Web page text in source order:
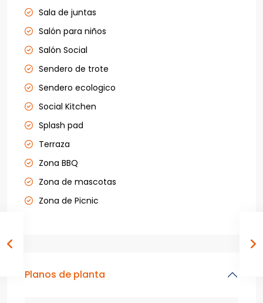
Sala de juntas
Salón para niños
Salón Social
Sendero de trote
Sendero ecologico
Social Kitchen
Splash pad
Terraza
Zona BBQ
Zona de mascotas
Zona de Picnic
Planos de planta